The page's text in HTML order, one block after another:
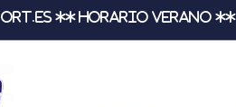
** HORARIO VERANO **